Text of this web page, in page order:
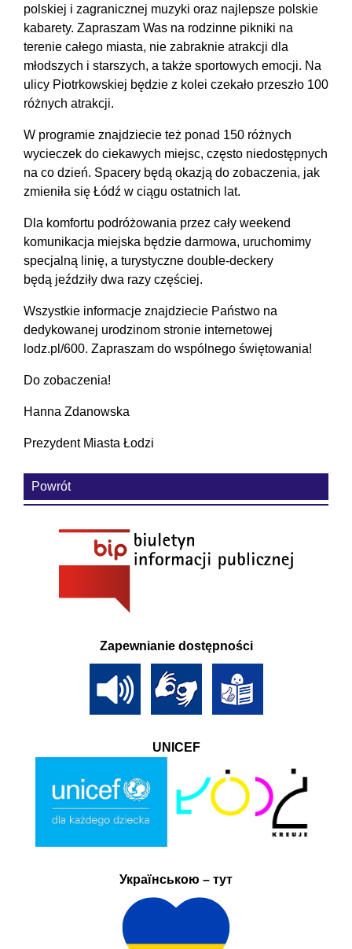
polskiej i zagranicznej muzyki oraz najlepsze polskie
kabarety. Zapraszam Was na rodzinne pikniki na
terenie całego miasta, nie zabraknie atrakcji dla
młodszych i starszych, a także sportowych emocji. Na
ulicy Piotrkowskiej będzie z kolei czekało przeszło 100
różnych atrakcji.
W programie znajdziecie też ponad 150 różnych
wycieczek do ciekawych miejsc, często niedostępnych
na co dzień. Spacery będą okazją do zobaczenia, jak
zmieniła się Łódź w ciągu ostatnich lat.
Dla komfortu podróżowania przez cały weekend
komunikacja miejska będzie darmowa, uruchomimy
specjalną linię, a turystyczne double-deckery
będą jeździły dwa razy częściej.
Wszystkie informacje znajdziecie Państwo na
dedykowanej urodzinom stronie internetowej
lodz.pl/600. Zapraszam do wspólnego świętowania!
Do zobaczenia!
Hanna Zdanowska
Prezydent Miasta Łodzi
Powrót
Zapewnianie dostępności
UNICEF
Українською – тут